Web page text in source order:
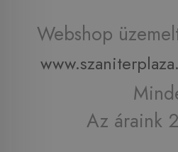
Webshop
Az áraink